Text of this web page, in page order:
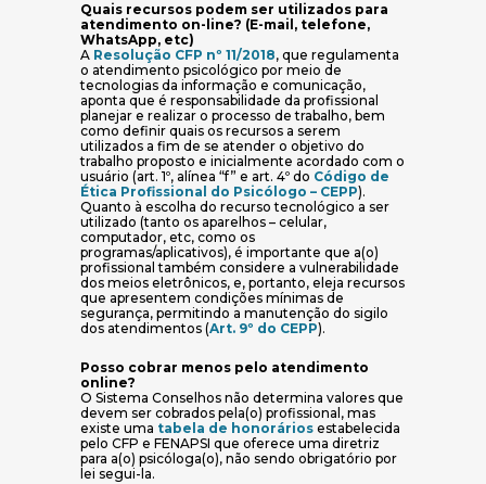
Quais recursos podem ser utilizados para
atendimento on-line? (E-mail, telefone,
WhatsApp, etc)
A Resolução CFP nº 11/2018(abre em nova janela)
, que regulamenta
o atendimento psicológico por meio de
tecnologias da informação e comunicação,
aponta que é responsabilidade da profissional
planejar e realizar o processo de trabalho, bem
como definir quais os recursos a serem
utilizados a fim de se atender o objetivo do
trabalho proposto e inicialmente acordado com o
usuário (art. 1º, alínea “f” e art. 4º do Código de
Ética Profissional do Psicólogo – CEPP(abre em nova
).
Quanto à escolha do recurso tecnológico a ser
utilizado (tanto os aparelhos – celular,
computador, etc, como os
programas/aplicativos), é importante que a(o)
profissional também considere a vulnerabilidade
dos meios eletrônicos, e, portanto, eleja recursos
que apresentem condições mínimas de
segurança, permitindo a manutenção do sigilo
dos atendimentos (Art. 9º do CEPP(abre em nova janela)
).
Posso cobrar menos pelo atendimento
online?
O Sistema Conselhos não determina valores que
devem ser cobrados pela(o) profissional, mas
existe uma tabela de honorários(abre em nova janela)
estabelecida
pelo CFP e FENAPSI que oferece uma diretriz
para a(o) psicóloga(o), não sendo obrigatório por
lei segui-la.